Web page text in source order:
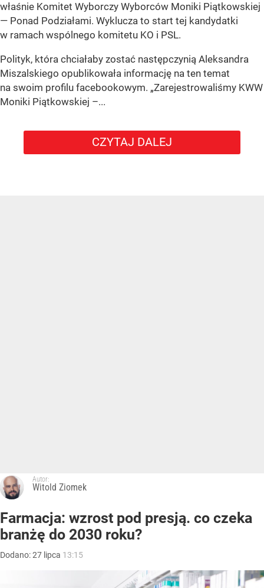
właśnie Komitet Wyborczy Wyborców Moniki Piątkowskiej
— Ponad Podziałami. Wyklucza to start tej kandydatki
w ramach wspólnego komitetu KO i PSL.
Polityk, która chciałaby zostać następczynią Aleksandra
Miszalskiego opublikowała informację na ten temat
na swoim profilu facebookowym. „Zarejestrowaliśmy KWW
Moniki Piątkowskiej –...
CZYTAJ DALEJ
Autor:
Witold Ziomek
Farmacja: wzrost pod presją. co czeka
branżę do 2030 roku?
Dodano:27 lipca 13:15